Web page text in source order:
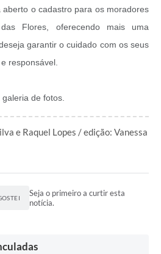
o cadastro para os moradores
Flores, oferecendo mais uma
garantir o cuidado com os seus
responsável.
de fotos.
e Raquel Lopes / edição: Vanessa
Seja o primeiro a curtir esta
notícia.